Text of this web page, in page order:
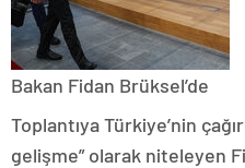
Bakan Fidan Brüksel’de
Toplantıya Türkiye’nin
gelişme” olarak niteleyen